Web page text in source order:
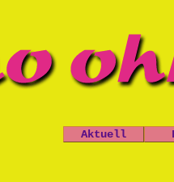
Aktuell